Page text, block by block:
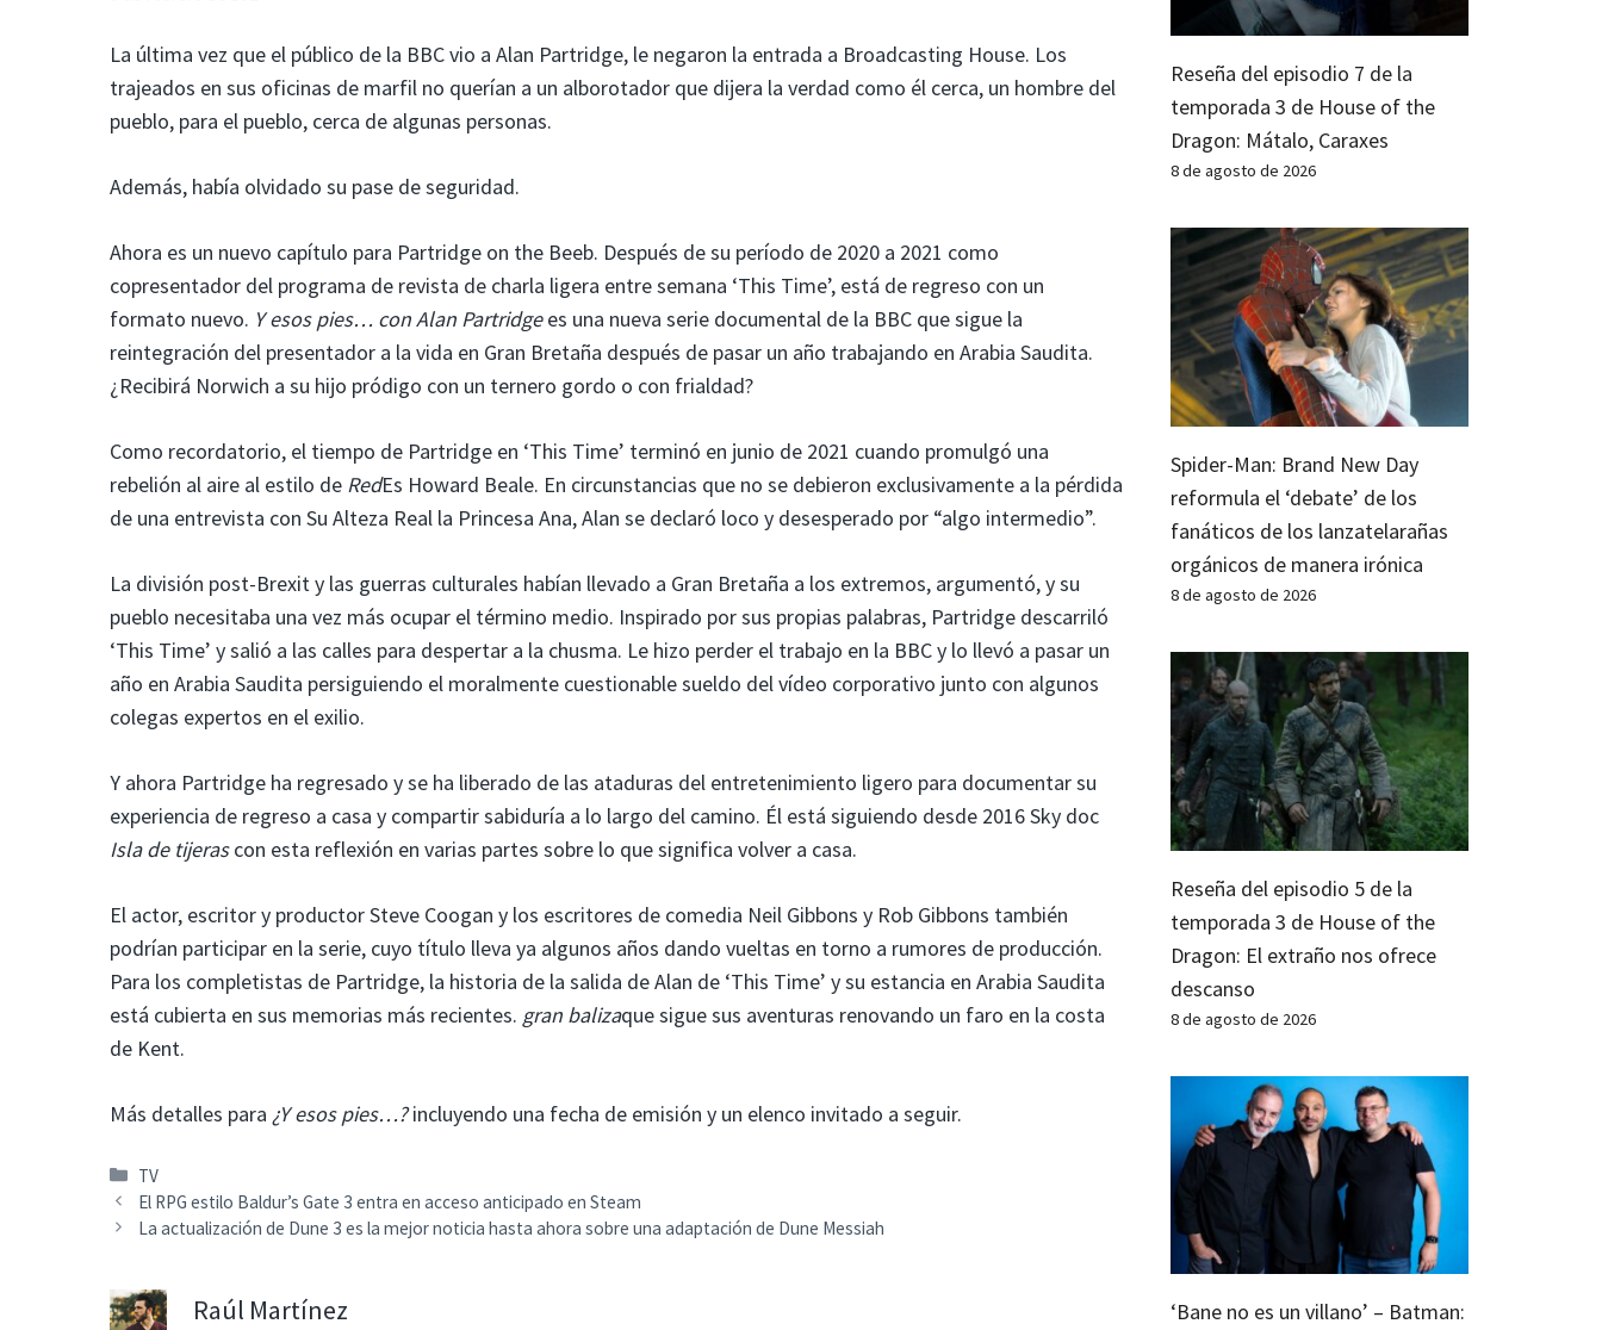
La última vez que el público de la BBC vio a Alan Partridge, le negaron la entrada a Broadcasting House. Los
trajeados en sus oficinas de marfil no querían a un alborotador que dijera la verdad como él cerca, un hombre del
pueblo, para el pueblo, cerca de algunas personas.
Además, había olvidado su pase de seguridad.
Ahora es un nuevo capítulo para Partridge on the Beeb. Después de su período de 2020 a 2021 como
copresentador del programa de revista de charla ligera entre semana ‘This Time’, está de regreso con un
formato nuevo. Y esos pies… con Alan Partridgees una nueva serie documental de la BBC que sigue la
reintegración del presentador a la vida en Gran Bretaña después de pasar un año trabajando en Arabia Saudita.
¿Recibirá Norwich a su hijo pródigo con un ternero gordo o con frialdad?
Como recordatorio, el tiempo de Partridge en ‘This Time’ terminó en junio de 2021 cuando promulgó una
rebelión al aire al estilo de RedEs Howard Beale. En circunstancias que no se debieron exclusivamente a la pérdida
de una entrevista con Su Alteza Real la Princesa Ana, Alan se declaró loco y desesperado por “algo intermedio”.
La división post-Brexit y las guerras culturales habían llevado a Gran Bretaña a los extremos, argumentó, y su
pueblo necesitaba una vez más ocupar el término medio. Inspirado por sus propias palabras, Partridge descarriló
‘This Time’ y salió a las calles para despertar a la chusma. Le hizo perder el trabajo en la BBC y lo llevó a pasar un
año en Arabia Saudita persiguiendo el moralmente cuestionable sueldo del vídeo corporativo junto con algunos
colegas expertos en el exilio.
Y ahora Partridge ha regresado y se ha liberado de las ataduras del entretenimiento ligero para documentar su
experiencia de regreso a casa y compartir sabiduría a lo largo del camino. Él está siguiendo desde 2016 Sky doc
Isla de tijerascon esta reflexión en varias partes sobre lo que significa volver a casa.
El actor, escritor y productor Steve Coogan y los escritores de comedia Neil Gibbons y Rob Gibbons también
podrían participar en la serie, cuyo título lleva ya algunos años dando vueltas en torno a rumores de producción.
Para los completistas de Partridge, la historia de la salida de Alan de ‘This Time’ y su estancia en Arabia Saudita
está cubierta en sus memorias más recientes. gran balizaque sigue sus aventuras renovando un faro en la costa
de Kent.
Más detalles para ¿Y esos pies…?incluyendo una fecha de emisión y un elenco invitado a seguir.
Categorías
TV
El RPG estilo Baldur’s Gate 3 entra en acceso anticipado en Steam
La actualización de Dune 3 es la mejor noticia hasta ahora sobre una adaptación de Dune Messiah
Raúl Martínez
Reseña del episodio 7 de la
temporada 3 de House of the
Dragon: Mátalo, Caraxes
8 de agosto de 2026
Spider-Man: Brand New Day
reformula el ‘debate’ de los
fanáticos de los lanzatelarañas
orgánicos de manera irónica
8 de agosto de 2026
Reseña del episodio 5 de la
temporada 3 de House of the
Dragon: El extraño nos ofrece
descanso
8 de agosto de 2026
‘Bane no es un villano’ – Batman: